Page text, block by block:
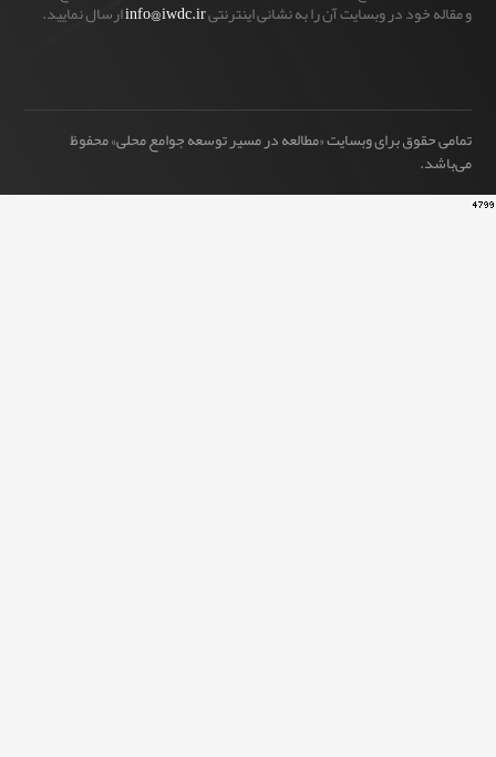
در وبسایت آن را به نشانی اینترنتیinfo@iwdc.irارسال نمایید.
برای وبسایت «مطالعه در مسیر توسعه جوامع محلی» محفوظ